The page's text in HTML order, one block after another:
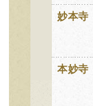
妙本寺
本妙寺